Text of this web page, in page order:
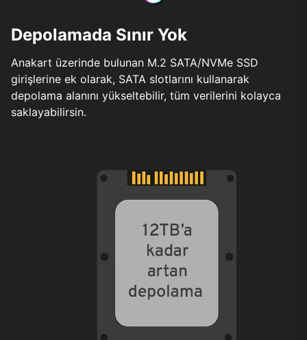
Depolamada Sınır Yok
Anakart üzerinde bulunan M.2 SATA/NVMe SSD
girişlerine ek olarak, SATA slotlarını kullanarak
depolama alanını yükseltebilir, tüm verilerini kolayca
saklayabilirsin.